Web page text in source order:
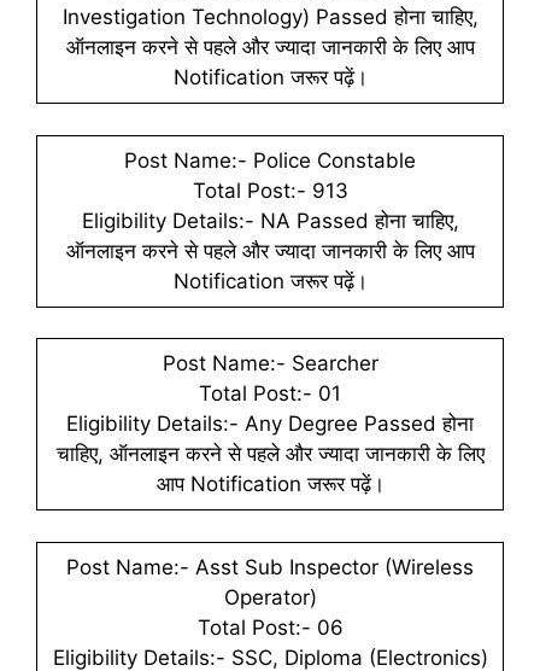
Investigation Technology) Passed होना चाहिए,
ऑनलाइन करने से पहले और ज्यादा जानकारी के लिए आप
Notification जरूर पढ़ें।
Post Name:- Police Constable
Total Post:- 913
Eligibility Details:- NA Passed होना चाहिए,
ऑनलाइन करने से पहले और ज्यादा जानकारी के लिए आप
Notification जरूर पढ़ें।
Post Name:- Searcher
Total Post:- 01
Eligibility Details:- Any Degree Passed होना
चाहिए, ऑनलाइन करने से पहले और ज्यादा जानकारी के लिए
आप Notification जरूर पढ़ें।
Post Name:- Asst Sub Inspector (Wireless
Operator)
Total Post:- 06
Eligibility Details:- SSC, Diploma (Electronics)